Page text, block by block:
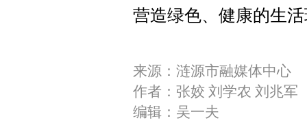
营造绿色、健康的生
来源：涟源市融媒体中心
作者：张姣 刘学农 刘兆军
编辑：吴一夫